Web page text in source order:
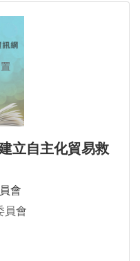
立自主化貿易救
會
員會